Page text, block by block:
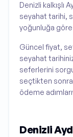
Denizli kalkışlı
seyahat tarihi,
yoğunluğa
Güncel fiyat,
seyahat
seferlerini
seçtikten
ödeme
Denizli